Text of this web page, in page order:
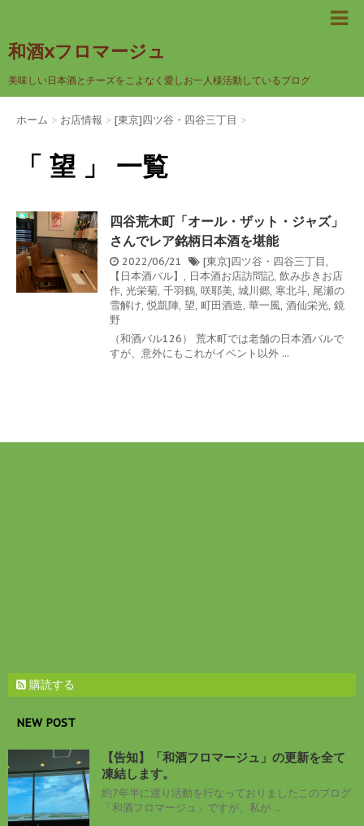
和酒xフロマージュ
美味しい日本酒とチーズをこよなく愛しお一人様活動しているブログ
ホーム > お店情報 > [東京]四ツ谷・四谷三丁目 >
「 望 」 一覧
四谷荒木町「オール・ザット・ジャズ」
さんでレア銘柄日本酒を堪能
2022/06/21 [東京]四ツ谷・四谷三丁目,
【日本酒バル】 , 日本酒お店訪問記, 飲み歩きお店
作, 光栄菊, 千羽鶴, 咲耶美, 城川郷, 寒北斗, 尾瀬の
雪解け, 悦凱陣, 望, 町田酒造, 華一風, 酒仙栄光, 鏡
野
（和酒バル126） 荒木町では老舗の日本酒バルで
すが、意外にもこれがイベント以外 ...
購読する
NEW POST
【告知】「和酒フロマージュ」の更新を全て
凍結します。
約7年半に渡り活動を行なっておりましたこのブログ
「和酒フロマージュ」ですが、私が ...